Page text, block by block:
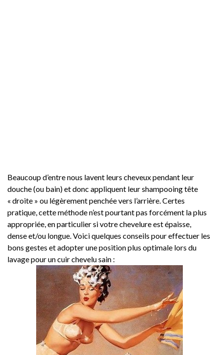
Beaucoup d’entre nous lavent leurs cheveux pendant leur
douche (ou bain) et donc appliquent leur shampooing tête
« droite » ou légèrement penchée vers l’arrière. Certes
pratique, cette méthode n’est pourtant pas forcément la plus
appropriée, en particulier si votre chevelure est épaisse,
dense et/ou longue. Voici quelques conseils pour effectuer les
bons gestes et adopter une position plus optimale lors du
lavage pour un cuir chevelu sain :